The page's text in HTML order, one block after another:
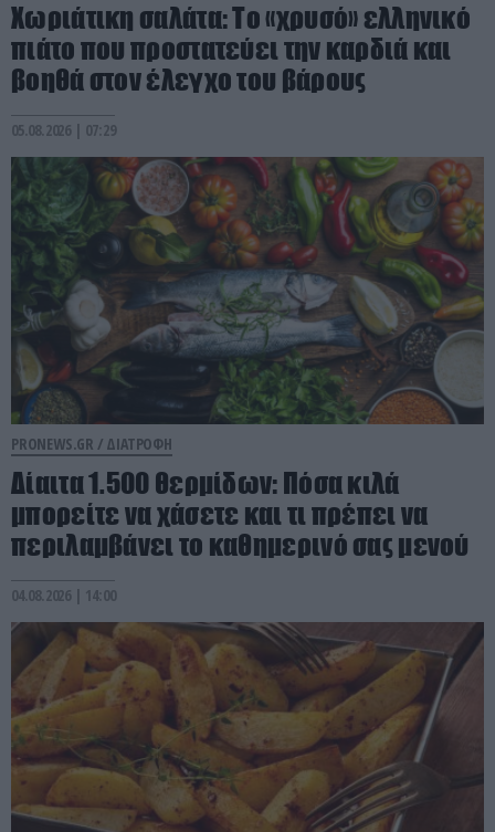
Χωριάτικη σαλάτα: Το «χρυσό» ελληνικό
πιάτο που προστατεύει την καρδιά και
βοηθά στον έλεγχο του βάρους
05.08.2026 | 07:29
PRONEWS.GR / ΔΙΑΤΡΟΦΗ
Δίαιτα 1.500 θερμίδων: Πόσα κιλά
μπορείτε να χάσετε και τι πρέπει να
περιλαμβάνει το καθημερινό σας μενού
04.08.2026 | 14:00